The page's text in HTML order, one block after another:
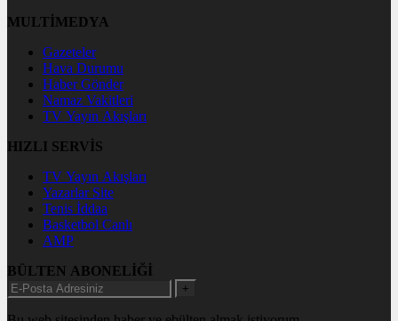
MULTİMEDYA
Gazeteler
Hava Durumu
Haber Gönder
Namaz Vakitleri
TV Yayın Akışları
HIZLI SERVİS
TV Yayın Akışları
Yazarlar Site
Tenis İddaa
Basketbol Canlı
AMP
BÜLTEN ABONELİĞİ
+